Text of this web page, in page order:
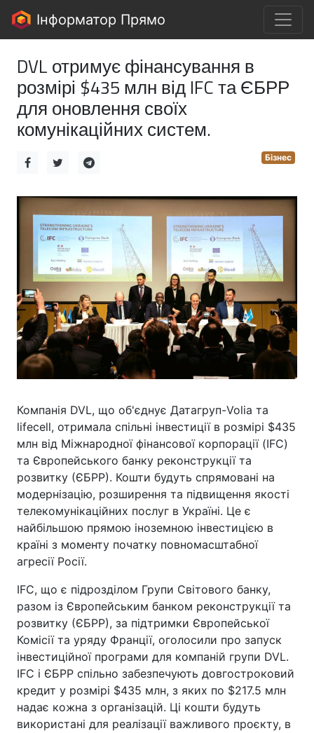
Інформатор Прямо
DVL отримує фінансування в
розмірі $435 млн від IFC та ЄБРР
для оновлення своїх
комунікаційних систем.
Бізнес
Компанія DVL, що об'єднує Датагруп-Volia та
lifecell, отримала спільні інвестиції в розмірі $435
млн від Міжнародної фінансової корпорації (IFC)
та Європейського банку реконструкції та
розвитку (ЄБРР). Кошти будуть спрямовані на
модернізацію, розширення та підвищення якості
телекомунікаційних послуг в Україні. Це є
найбільшою прямою іноземною інвестицією в
країні з моменту початку повномасштабної
агресії Росії.
IFC, що є підрозділом Групи Світового банку,
разом із Європейським банком реконструкції та
розвитку (ЄБРР), за підтримки Європейської
Комісії та уряду Франції, оголосили про запуск
інвестиційної програми для компаній групи DVL.
IFC і ЄБРР спільно забезпечують довгостроковий
кредит у розмірі $435 млн, з яких по $217.5 млн
надає кожна з організацій. Ці кошти будуть
використані для реалізації важливого проєкту, в